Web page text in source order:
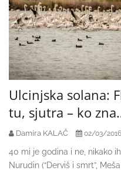
Ulcinjska solana:
tu, sjutra – ko
Damira KALAČ 02/03/2016
40 mi je godina i ne, nikako
Nurudin (“Derviš i smrt”,